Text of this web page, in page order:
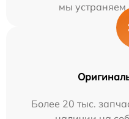
мы устраняем
Более 20 тыс.